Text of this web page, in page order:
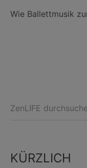
Wie Ballettmusik
KÜRZLICH